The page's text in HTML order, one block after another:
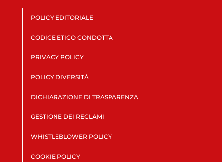
POLICY EDITORIALE
CODICE ETICO CONDOTTA
PRIVACY POLICY
POLICY DIVERSITÀ
DICHIARAZIONE DI TRASPARENZA
GESTIONE DEI RECLAMI
WHISTLEBLOWER POLICY
COOKIE POLICY